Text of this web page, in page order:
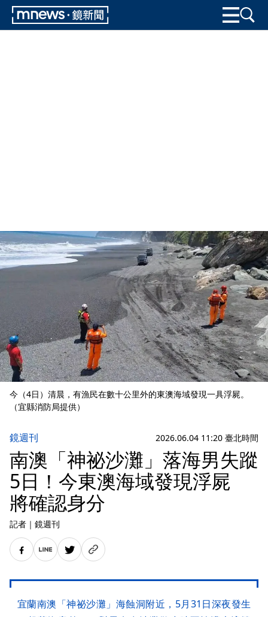
今（4日）清晨，有漁民在數十公里外的東澳海域發現一具浮屍。
（宜縣消防局提供）
鏡週刊 2026.06.04 11:20 臺北時間
南澳「神祕沙灘」落海男失蹤
5日！今東澳海域發現浮屍
將確認身分
記者 ｜ 鏡週刊
宜蘭南澳「神祕沙灘」海蝕洞附近，5月31日深夜發生